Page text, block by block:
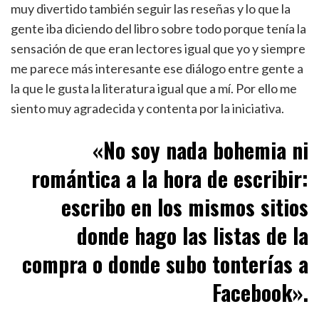
muy divertido también seguir las reseñas y lo que la
gente iba diciendo del libro sobre todo porque tenía la
sensación de que eran lectores igual que yo y siempre
me parece más interesante ese diálogo entre gente a
la que le gusta la literatura igual que a mí. Por ello me
siento muy agradecida y contenta por la iniciativa.
«No soy nada bohemia ni
romántica a la hora de escribir:
escribo en los mismos sitios
donde hago las listas de la
compra o donde subo tonterías a
Facebook».